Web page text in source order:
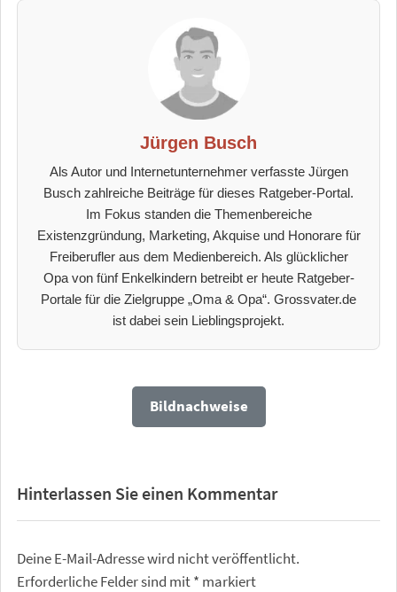
Jürgen Busch
Als Autor und Internetunternehmer verfasste Jürgen
Busch zahlreiche Beiträge für dieses Ratgeber-Portal.
Im Fokus standen die Themenbereiche
Existenzgründung, Marketing, Akquise und Honorare für
Freiberufler aus dem Medienbereich. Als glücklicher
Opa von fünf Enkelkindern betreibt er heute Ratgeber-
Portale für die Zielgruppe „Oma & Opa“. Grossvater.de
ist dabei sein Lieblingsprojekt.
Bildnachweise
Hinterlassen Sie einen Kommentar
Deine E-Mail-Adresse wird nicht veröffentlicht.
Erforderliche Felder sind mit* markiert